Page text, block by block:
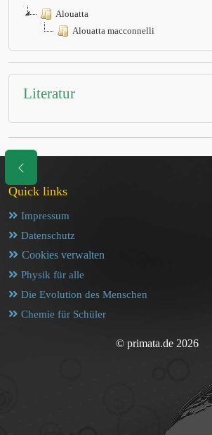
Alouatta
Alouatta macconnelli
Literatur
Quick links
Impressum
Datenschutz
Cookies verwalten
Physik für alle
Die Evolution des Menschen
Chemie für Schüler
© primata.de 2026